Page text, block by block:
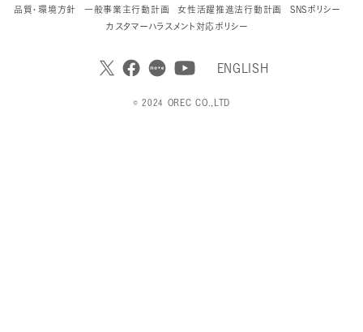
品質・環境方針
一般事業主行動計画 女性活躍推進法行動計画
SNSポリシー
カスタマーハラスメント対応ポリシー
ENGLISH
© 2024 OREC CO.,LTD